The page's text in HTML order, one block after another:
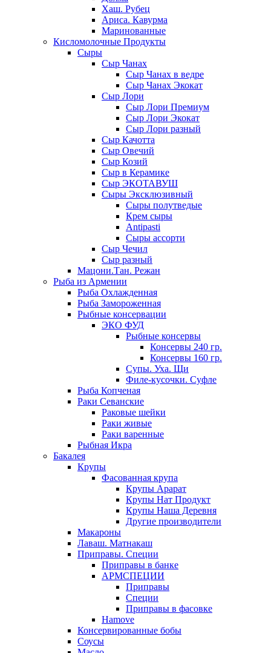
Хаш. Рубец
Ариса. Кавурма
Маринованные
Кисломолочные Продукты
Сыры
Сыр Чанах
Сыр Чанах в ведре
Сыр Чанах Экокат
Сыр Лори
Сыр Лори Премиум
Сыр Лори Экокат
Сыр Лори разный
Сыр Качотта
Сыр Овечий
Сыр Козий
Сыр в Керамике
Сыр ЭКОТАВУШ
Сыры Эксклюзивный
Сыры полутведые
Крем сыры
Antipasti
Сыры ассорти
Сыр Чечил
Сыр разный
Мацони.Тан. Режан
Рыба из Армении
Рыба Охлажденная
Рыба Замороженная
Рыбные консервации
ЭКО ФУД
Рыбные консервы
Консервы 240 гр.
Консервы 160 гр.
Супы. Уха. Щи
Филе-кусочки. Суфле
Рыба Копченая
Раки Севанские
Раковые шейки
Раки живые
Раки варенные
Рыбная Икра
Бакалея
Крупы
Фасованная крупа
Крупы Арарат
Крупы Нат Продукт
Крупы Наша Деревня
Другие производители
Макароны
Лаваш. Матнакаш
Приправы. Специи
Приправы в банке
АРМСПЕЦИИ
Приправы
Специи
Приправы в фасовке
Hamove
Консервированные бобы
Соусы